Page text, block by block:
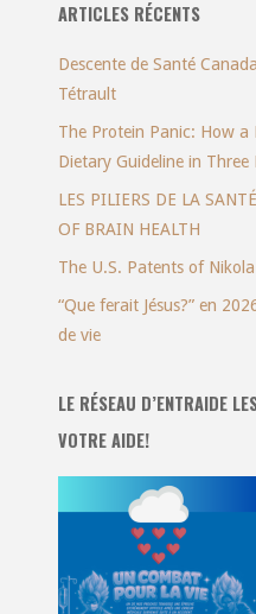
ARTICLES RÉCENTS
Descente de Santé
Tétrault
The Protein Panic: How a
Dietary Guideline in Three
LES PILIERS DE LA
OF BRAIN HEALTH
The U.S. Patents of Nikola
“Que ferait Jésus?” en
de vie
LE RÉSEAU D’ENTRAIDE
VOTRE AIDE!